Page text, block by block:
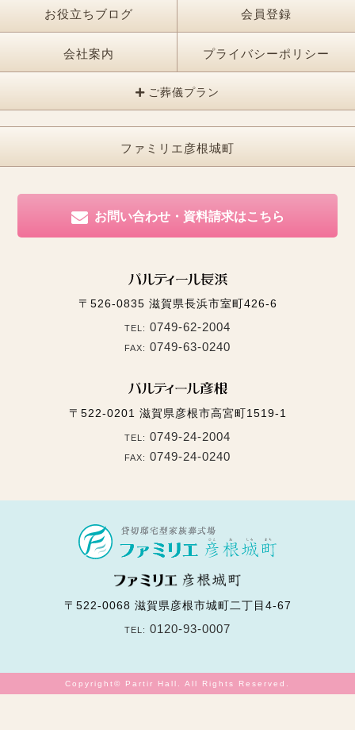
お役立ちブログ 会員登録
会社案内 プライバシーポリシー
ご葬儀プラン
ファミリエ彦根城町
お問い合わせ・資料請求はこちら
〒526-0835 滋賀県長浜市室町426-6
TEL: 0749-62-2004
FAX: 0749-63-0240
〒522-0201 滋賀県彦根市高宮町1519-1
TEL: 0749-24-2004
FAX: 0749-24-0240
〒522-0068 滋賀県彦根市城町二丁目4-67
TEL: 0120-93-0007
Copyright© Partir Hall. All Rights Reserved.